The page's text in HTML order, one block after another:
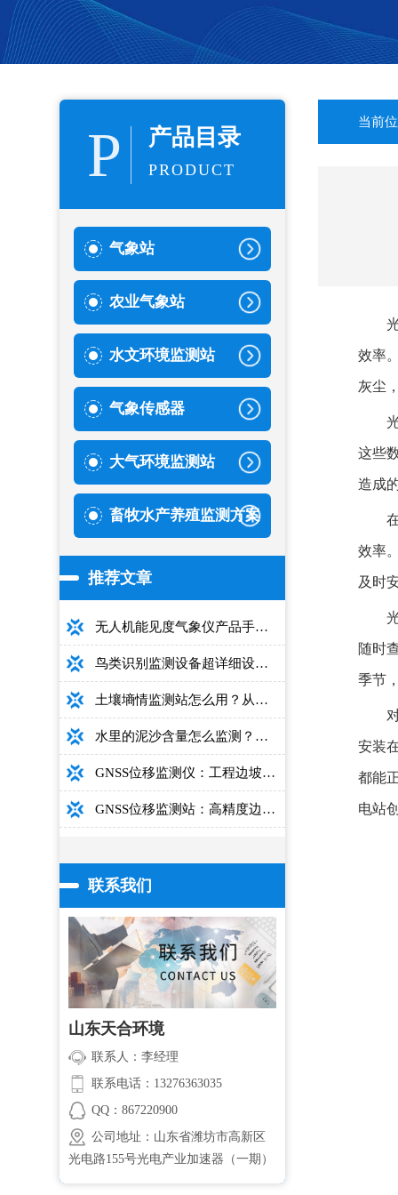
P 产品目录
PRODUCT
气象站
农业气象站
水文环境监测站
气象传感器
大气环境监测站
畜牧水产养殖监测方案
推荐文章
无人机能见度气象仪产品手册：型号推荐+详细性能参数+对比表+选购指南
鸟类识别监测设备超详细设备选型指南
土壤墒情监测站怎么用？从安装到数据解读的完整操作手册
水里的泥沙含量怎么监测？用这款光电测沙仪超方便！
GNSS位移监测仪：工程边坡毫米级高精度安全监测设备
GNSS位移监测站：高精度边坡大坝桥梁安全监测设备介绍
联系我们
山东天合环境
联系人：李经理
联系电话：13276363035
QQ：867220900
公司地址：山东省潍坊市高新区
光电路155号光电产业加速器（一期）
当前位
效率
灰尘
这些
造成
效率
及时
随时
季节
安装
都能
电站